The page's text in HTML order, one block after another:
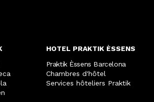
HOTEL PRAKTIK ÈSSENS
Praktik Èssens Barcelona
Chambres d'hôtel
Services hôteliers Praktik